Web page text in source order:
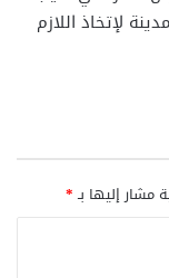
لإتخاذ اللازم
مشار إليها بـ*